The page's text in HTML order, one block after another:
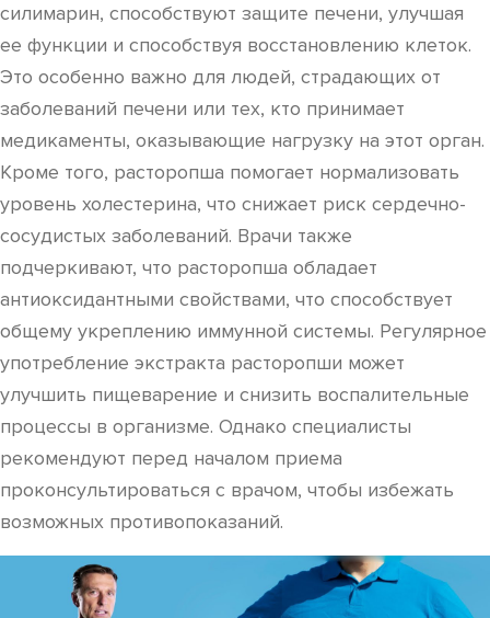
силимарин, способствуют защите печени, улучшая
ее функции и способствуя восстановлению клеток.
Это особенно важно для людей, страдающих от
заболеваний печени или тех, кто принимает
медикаменты, оказывающие нагрузку на этот орган.
Кроме того, расторопша помогает нормализовать
уровень холестерина, что снижает риск сердечно-
сосудистых заболеваний. Врачи также
подчеркивают, что расторопша обладает
антиоксидантными свойствами, что способствует
общему укреплению иммунной системы. Регулярное
употребление экстракта расторопши может
улучшить пищеварение и снизить воспалительные
процессы в организме. Однако специалисты
рекомендуют перед началом приема
проконсультироваться с врачом, чтобы избежать
возможных противопоказаний.